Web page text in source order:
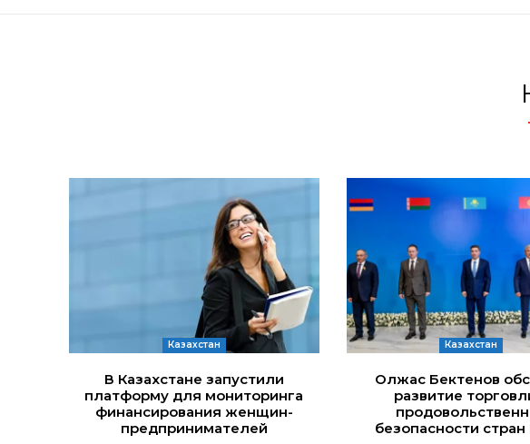
Казахстан
В Казахстане запустили
платформу для мониторинга
финансирования женщин-
предпринимателей
Казахстан
Олжас Бектенов
развитие
безопасности